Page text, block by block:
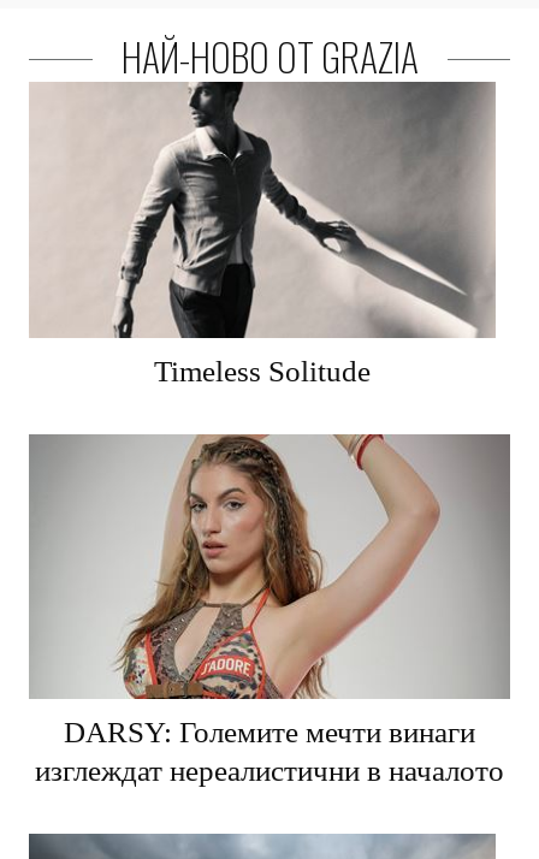
НАЙ-НОВО ОТ GRAZIA
Timeless Solitude
DARSY: Големите мечти винаги
изглеждат нереалистични в началото